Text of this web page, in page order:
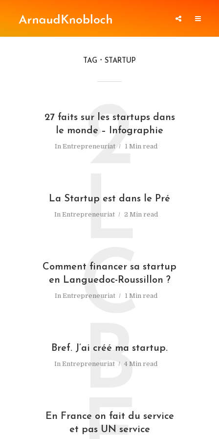
TAG STARTUP
27 faits sur les startups dans
le monde – Infographie
In Entrepreneuriat 1 Min read
2
La Startup est dans le Pré
In Entrepreneuriat 2 Min read
L
Comment financer sa startup
en Languedoc-Roussillon ?
In Entrepreneuriat 1 Min read
C
Bref. J’ai créé ma startup.
In Entrepreneuriat 4 Min read
B
En France on fait du service
et pas UN service